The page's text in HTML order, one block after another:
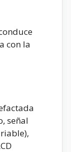
con la
señal